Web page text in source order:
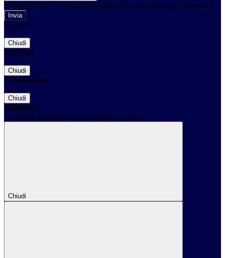
E-mail inviata, si prega di controllare la casella di posta elettronica!
Errore
Chiudi
Successo
Chiudi
Informazione
Chiudi
Attendere...
Attendere il completamento dell'operazione...
Chiudi